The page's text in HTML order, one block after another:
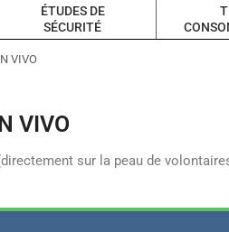
ÉTUDES DE
SÉCURITÉ
VIVO
VIVO
sur la peau de